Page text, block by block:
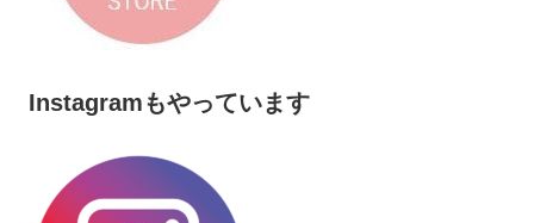
Instagramもやっています